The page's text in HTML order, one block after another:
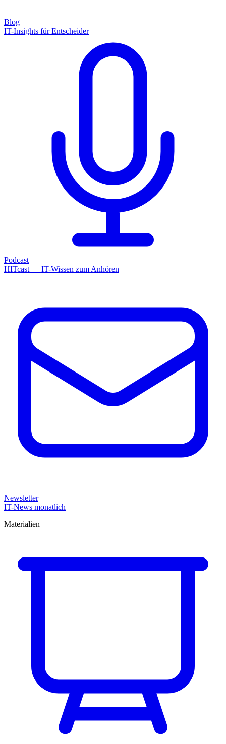
Blog
IT-Insights für Entscheider
Podcast
HITcast — IT-Wissen zum Anhören
Newsletter
IT-News monatlich
Materialien